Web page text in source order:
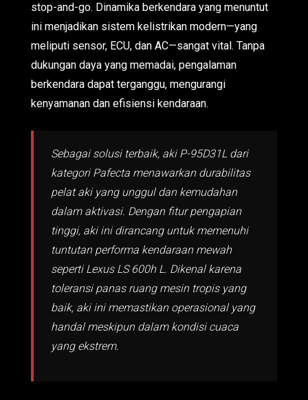
stop-and-go. Dinamika berkendara yang menuntut
ini menjadikan sistem kelistrikan modern—yang
meliputi sensor, ECU, dan AC—sangat vital. Tanpa
dukungan daya yang memadai, pengalaman
berkendara dapat terganggu, mengurangi
kenyamanan dan efisiensi kendaraan.
Sebagai solusi terbaik, aki P-95D31L dari
kategori Pafecta menawarkan durabilitas
pelat aki yang unggul dan kemudahan
dalam aktivasi. Dengan fitur pengapian
tinggi, aki ini dirancang untuk memenuhi
tuntutan performa kendaraan mewah
seperti Lexus LS 600h L. Dikenal karena
toleransi panas ruang mesin tropis yang
baik, aki ini memastikan operasional yang
handal meskipun dalam kondisi cuaca
yang ekstrem.